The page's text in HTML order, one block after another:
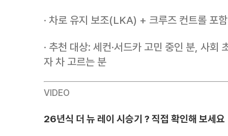
· 차로 유지 보조(LKA) + 크루즈 컨트롤 포
· 추천 대상: 세컨·서드카 고민 중인 분, 사회
자 차 고르는 분
VIDEO
26년식 더 뉴 레이 시승기 ? 직접 확인해 보세요